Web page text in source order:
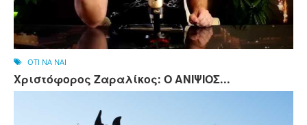
OTI NA NAI
Χριστόφορος Ζαραλίκος: Ο ΑΝΙΨΙΟΣ...